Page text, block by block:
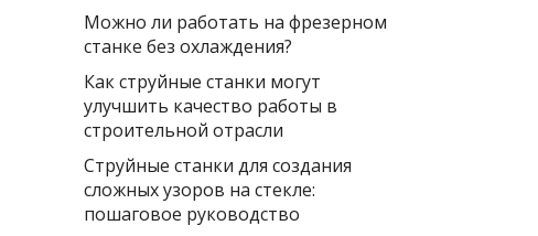
Можно ли работать на фрезерном
станке без охлаждения?
Как струйные станки могут
улучшить качество работы в
строительной отрасли
Струйные станки для создания
сложных узоров на стекле:
пошаговое руководство